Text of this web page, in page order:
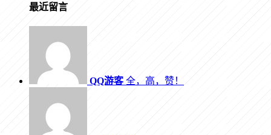
最近留言
QQ游客全，高，赞！